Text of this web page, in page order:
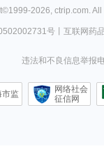
1999-2026 ctrip.com .
号丨 互联网药
违法和不良信息举报
市监
网络社会
征信网